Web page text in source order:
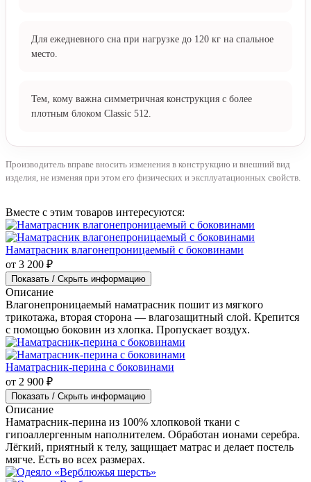
512 пружин/м²
Для ежедневного сна при нагрузке до 120 кг на спальное
Тем, кому важна симметричная конструкция с более
плотным блоком Classic 512.
Производитель вправе вносить изменения в конструкцию и внешний вид
изделия, не изменяя при этом его физических и эксплуатационных свойств.
Вместе с этим товаров интересуются:
Наматрасник влагонепроницаемый с боковинами
от 3 200 ₽
Показать / Скрыть информацию
Описание
Влагонепроницаемый наматрасник пошит из мягкого
трикотажа, вторая сторона — влагозащитный слой. Крепится
с помощью боковин из хлопка. Пропускает воздух.